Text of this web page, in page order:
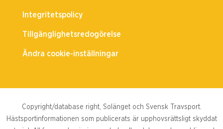
Integritetspolicy
Tillgänglighetsredogörelse
Ändra cookie-inställningar
Copyright/database right, Solänget och Svensk Travsport.
Hästsportinformationen som publicerats är upphovsrättsligt skyddat